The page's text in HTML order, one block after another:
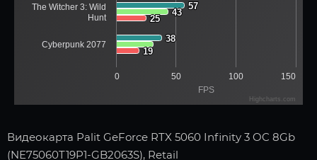
FPS
57
57
38
38
43
43
25
25
19
19
0 50 100 150
The Witcher 3: Wild
Hunt
Cyberpunk 2077
Highcharts.com
Видеокарта Palit GeForce RTX 5060 Infinity 3 OC 8Gb
(NE75060T19P1-GB2063S), Retail